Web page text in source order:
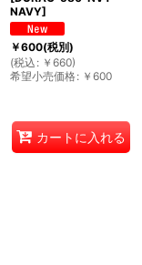
NAVY]
￥600(税別)
(税込 : ￥ 660)
希望小売価格: ￥ 600
カートに入れる